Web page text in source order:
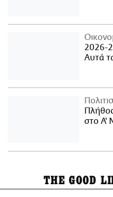
2026-
Αυτά
στο Α'
THE GOOD